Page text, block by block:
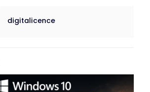
digitalicence